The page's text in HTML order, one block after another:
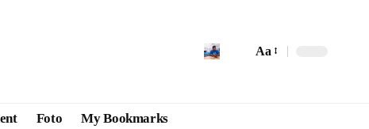
Aa
Foto My Bookmarks